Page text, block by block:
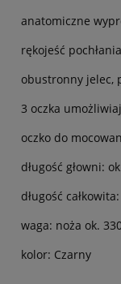
anatomiczne
rękojeść
obustronny jelec,
3 oczka
oczko do
długość głowni:
długość
waga: noża ok.
kolor: Czarny